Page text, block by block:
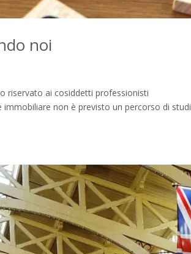
noi
riservato ai cosiddetti professionisti
non è previsto un percorso di studi